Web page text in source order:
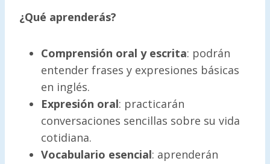
¿Qué aprenderás?
Comprensión oral y escrita: podrán
entender frases y expresiones básicas
en inglés.
Expresión oral: practicarán
conversaciones sencillas sobre su vida
cotidiana.
Vocabulario esencial: aprenderán